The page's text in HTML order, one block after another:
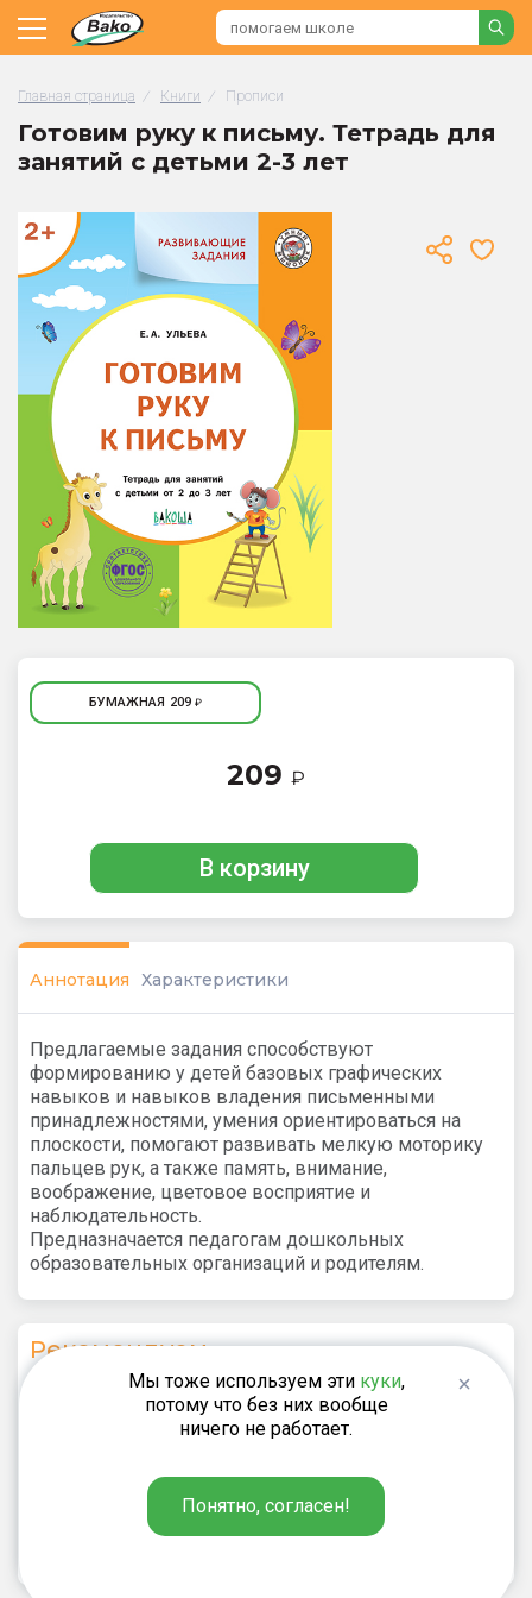
Главная страница / Книги / Прописи
Готовим руку к письму. Тетрадь для
занятий с детьми 2-3 лет
БУМАЖНАЯ 209 ₽
209 ₽
В корзину
Аннотация Характеристики
Предлагаемые задания cпособствуют
формированию у детей базовых графических
навыков и навыков владения письменными
принадлежностями, умения ориентироваться на
плоскости, помогают развивать мелкую моторику
пальцев рук, а также память, внимание,
воображение, цветовое восприятие и
наблюдательность.
Предназначается педагогам дошкольных
образовательных организаций и родителям.
Рекомендуем
Галанов А.С.
220
Набор карточек «Игры для детей:
речевое и эстетическое
развитие»
Мы тоже используем эти куки,
потому что без них вообще
ничего не работает.
Понятно, согласен!